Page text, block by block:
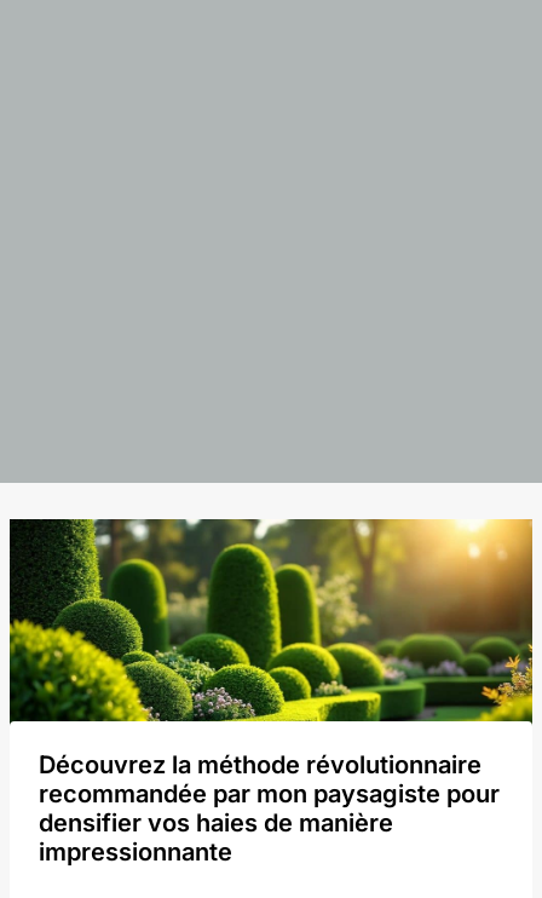
Découvrez la méthode révolutionnaire
recommandée par mon paysagiste pour
densifier vos haies de manière
impressionnante